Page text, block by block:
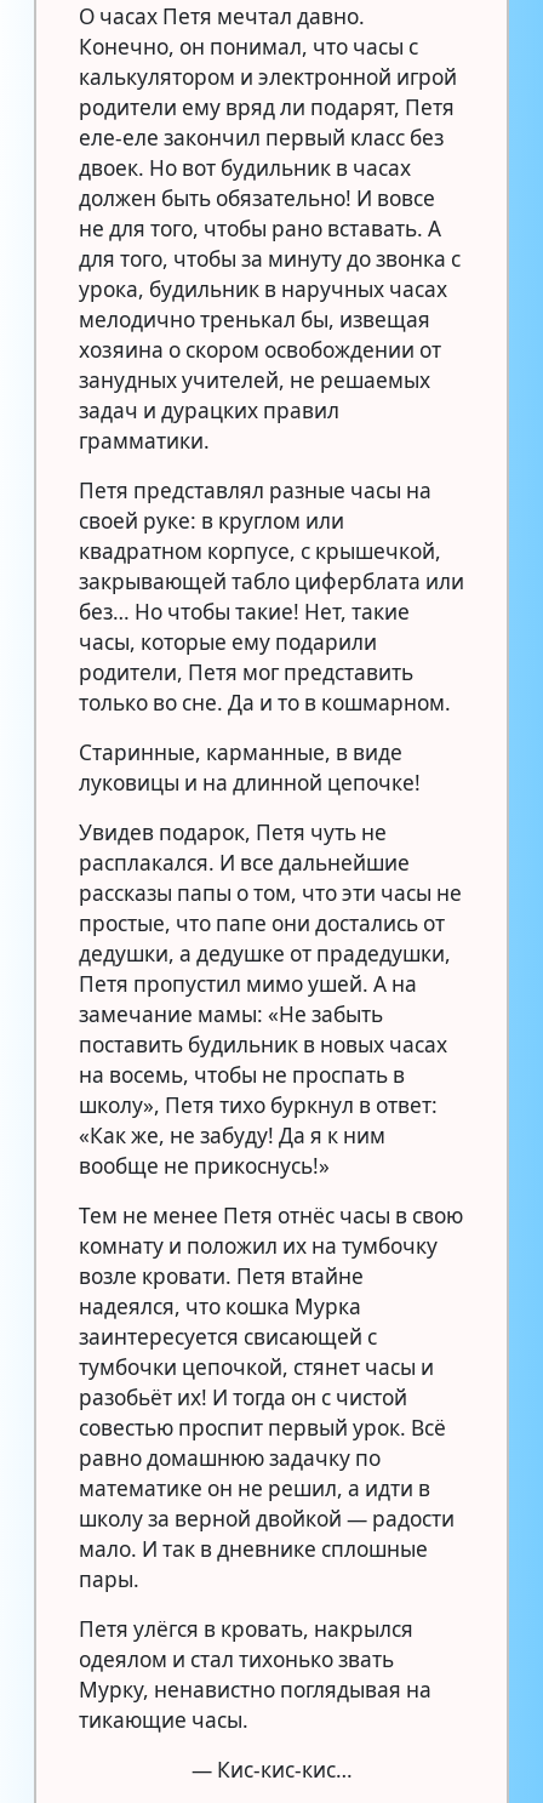
О часах Петя мечтал давно.
Конечно, он понимал, что часы с
калькулятором и электронной игрой
родители ему вряд ли подарят, Петя
еле-еле закончил первый класс без
двоек. Но вот будильник в часах
должен быть обязательно! И вовсе
не для того, чтобы рано вставать. А
для того, чтобы за минуту до звонка с
урока, будильник в наручных часах
мелодично тренькал бы, извещая
хозяина о скором освобождении от
занудных учителей, не решаемых
задач и дурацких правил
грамматики.
Петя представлял разные часы на
своей руке: в круглом или
квадратном корпусе, с крышечкой,
закрывающей табло циферблата или
без… Но чтобы такие! Нет, такие
часы, которые ему подарили
родители, Петя мог представить
только во сне. Да и то в кошмарном.
Старинные, карманные, в виде
луковицы и на длинной цепочке!
Увидев подарок, Петя чуть не
расплакался. И все дальнейшие
рассказы папы о том, что эти часы не
простые, что папе они достались от
дедушки, а дедушке от прадедушки,
Петя пропустил мимо ушей. А на
замечание мамы: «Не забыть
поставить будильник в новых часах
на восемь, чтобы не проспать в
школу», Петя тихо буркнул в ответ:
«Как же, не забуду! Да я к ним
вообще не прикоснусь!»
Тем не менее Петя отнёс часы в свою
комнату и положил их на тумбочку
возле кровати. Петя втайне
надеялся, что кошка Мурка
заинтересуется свисающей с
тумбочки цепочкой, стянет часы и
разобьёт их! И тогда он с чистой
совестью проспит первый урок. Всё
равно домашнюю задачку по
математике он не решил, а идти в
школу за верной двойкой — радости
мало. И так в дневнике сплошные
пары.
Петя улёгся в кровать, накрылся
одеялом и стал тихонько звать
Мурку, ненавистно поглядывая на
тикающие часы.
— Кис-кис-кис…